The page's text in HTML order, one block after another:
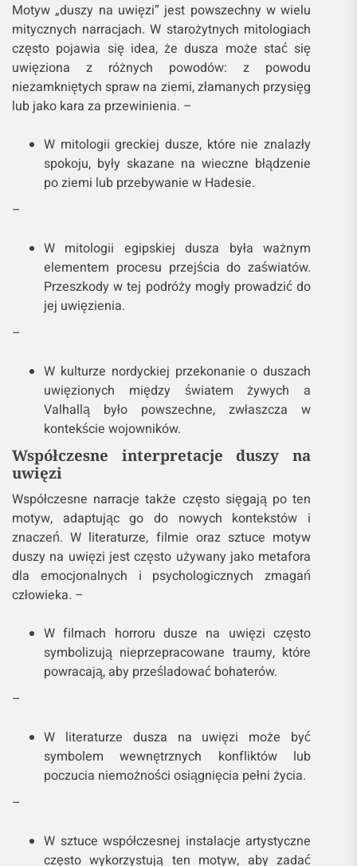
Motyw „duszy na uwięzi” jest powszechny w wielu
mitycznych narracjach. W starożytnych mitologiach
często pojawia się idea, że dusza może stać się
uwięziona z różnych powodów: z powodu
niezamkniętych spraw na ziemi, złamanych przysięg
lub jako kara za przewinienia. –
W mitologii greckiej dusze, które nie znalazły
spokoju, były skazane na wieczne błądzenie
po ziemi lub przebywanie w Hadesie.
–
W mitologii egipskiej dusza była ważnym
elementem procesu przejścia do zaświatów.
Przeszkody w tej podróży mogły prowadzić do
jej uwięzienia.
–
W kulturze nordyckiej przekonanie o duszach
uwięzionych między światem żywych a
Valhallą było powszechne, zwłaszcza w
kontekście wojowników.
Współczesne interpretacje duszy na
uwięzi
Współczesne narracje także często sięgają po ten
motyw, adaptując go do nowych kontekstów i
znaczeń. W literaturze, filmie oraz sztuce motyw
duszy na uwięzi jest często używany jako metafora
dla emocjonalnych i psychologicznych zmagań
człowieka. –
W filmach horroru dusze na uwięzi często
symbolizują nieprzepracowane traumy, które
powracają, aby prześladować bohaterów.
–
W literaturze dusza na uwięzi może być
symbolem wewnętrznych konfliktów lub
poczucia niemożności osiągnięcia pełni życia.
–
W sztuce współczesnej instalacje artystyczne
często wykorzystują ten motyw, aby zadać